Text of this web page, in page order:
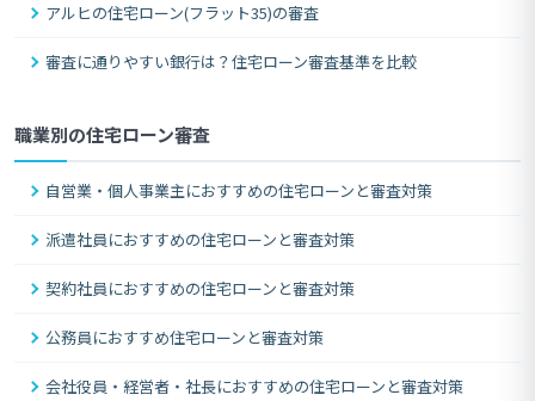
アルヒの住宅ローン(フラット35)の審査
審査に通りやすい銀行は？住宅ローン審査基準を比較
職業別の住宅ローン審査
自営業・個人事業主におすすめの住宅ローンと審査対策
派遣社員におすすめの住宅ローンと審査対策
契約社員におすすめの住宅ローンと審査対策
公務員におすすめ住宅ローンと審査対策
会社役員・経営者・社長におすすめの住宅ローンと審査対策